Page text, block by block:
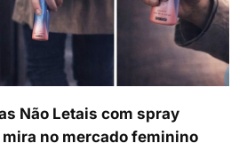
Não Letais com spray
no mercado feminino